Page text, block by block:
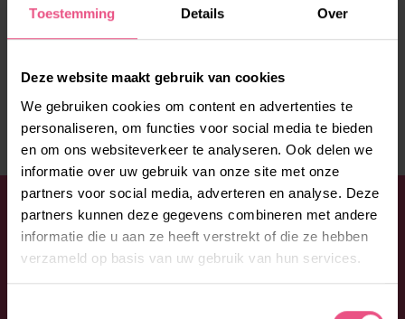
Toestemming Details Over
Deze website maakt gebruik van cookies
We gebruiken cookies om content en advertenties te
personaliseren, om functies voor social media te bieden
en om ons websiteverkeer te analyseren. Ook delen we
informatie over uw gebruik van onze site met onze
partners voor social media, adverteren en analyse. Deze
partners kunnen deze gegevens combineren met andere
informatie die u aan ze heeft verstrekt of die ze hebben
verzameld op basis van uw gebruik van hun services.
HEB JE EEN VRAAG?
Aarzel niet en neem contact op met ORO. Bel:0492 -
53 00 53 of vul onderstaand formulier in. We